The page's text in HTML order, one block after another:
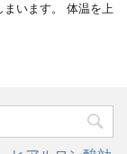
まいます。 体温を上